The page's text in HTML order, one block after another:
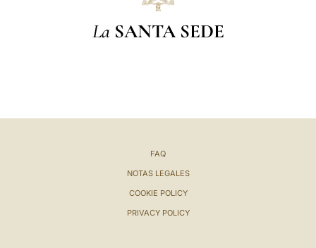
La SANTA SEDE
FAQ
NOTAS LEGALES
COOKIE POLICY
PRIVACY POLICY